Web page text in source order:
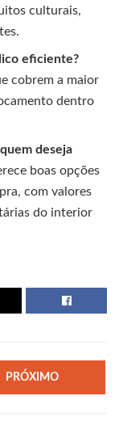
culturais,
eficiente?
cobrem a maior
dentro
deseja
boas opções
com valores
do interior
PRÓXIMO